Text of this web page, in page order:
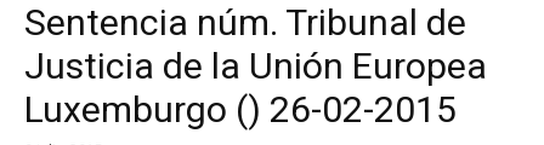
Sentencia núm. Tribunal de
Justicia de la Unión Europea
Luxemburgo () 26-02-2015